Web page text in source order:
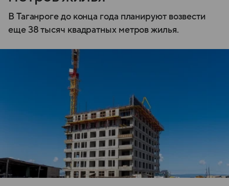
В Таганроге до конца года планируют возвести
еще 38 тысяч квадратных метров жилья.